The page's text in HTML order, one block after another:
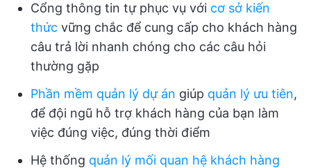
Cổng thông tin tự phục vụ với cơ sở kiến
thức vững chắc để cung cấp cho khách hàng
câu trả lời nhanh chóng cho các câu hỏi
thường gặp
Phần mềm quản lý dự án giúp quản lý ưu tiên,
để đội ngũ hỗ trợ khách hàng của bạn làm
việc đúng việc, đúng thời điểm
Hệ thống quản lý mối quan hệ khách hàng